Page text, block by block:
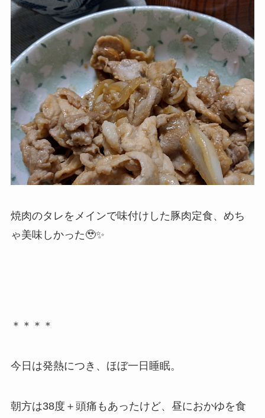
焼肉のタレをメインで味付けした豚肉定食、めち
ゃ美味しかった🥹✨
＊＊＊＊
今日は発熱につき、ほぼ一日睡眠。
朝方は38度＋頭痛もあったけど、昼におかゆを食